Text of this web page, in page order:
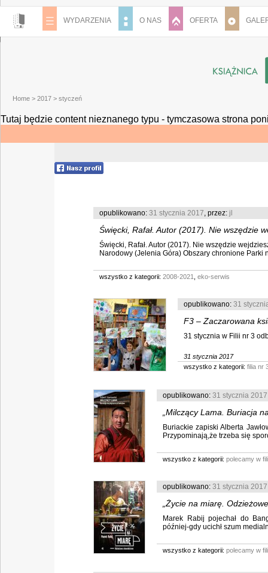
WYDARZENIA O NAS OFERTA
Home > 2017 > styczeń
Tutaj będzie content nieznanego typu - tymczasowa strona
opublikowano: 31 stycznia 2017, przez: jl
Święcki, Rafał. Autor (2017). Nie wszędzie
Święcki, Rafał. Autor (2017). Nie wszędzie
Narodowy (Jelenia Góra) Obszary chronione Parki
wszystko z kategorii: 2008-2021 eko-serwis
opublikowano: 31
F3 – Zaczarowana
31 stycznia w Filii nr 3
31 stycznia 2017
wszystko z kategorii: filia nr
opublikowano: 31 stycznia 2017
„Milczący Lama. Buriacja
Buriackie zapiski Alberta
Przypominają,że trzeba się
wszystko z kategorii: polecamy w
opublikowano: 31 stycznia 2017
„Życie na miarę.
Marek Rabij pojechał do
później-gdy ucichł szum
wszystko z kategorii: polecamy w